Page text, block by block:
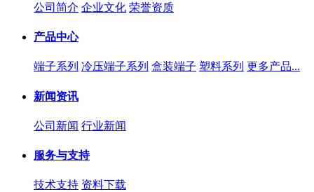
公司简介 企业文化 荣誉资质
产品中心
端子系列 冷压端子系列 盒装端子 塑料系列 更多产品...
新闻资讯
公司新闻 行业新闻
服务与支持
技术支持 资料下载